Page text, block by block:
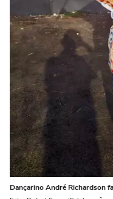
Dançarino André Richardson